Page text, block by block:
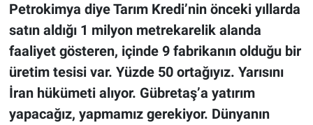
Petrokimya diye Tarım Kredi’nin önceki yıllarda
satın aldığı 1 milyon metrekarelik alanda
faaliyet gösteren, içinde 9 fabrikanın olduğu bir
üretim tesisi var. Yüzde 50 ortağıyız. Yarısını
İran hükümeti alıyor. Gübretaş’a yatırım
yapacağız, yapmamız gerekiyor. Dünyanın